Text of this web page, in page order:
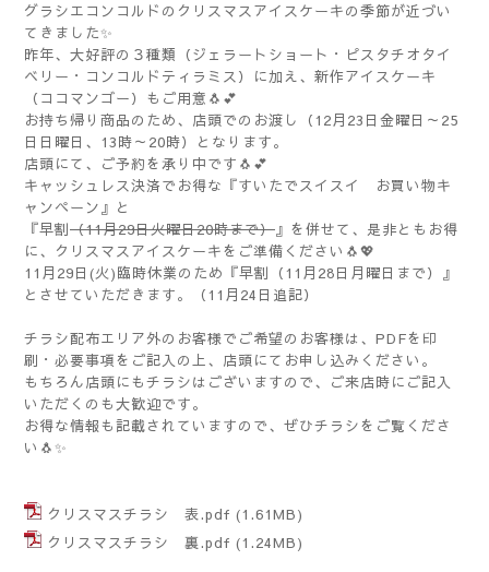
グラシエコンコルドのクリスマスアイスケーキの季節が近づい
てきました✨
昨年、大好評の３種類（ジェラートショート・ピスタチオタイ
ベリー・コンコルドティラミス）に加え、新作アイスケーキ
（ココマンゴー）もご用意🐧💕
お持ち帰り商品のため、店頭でのお渡し（12月23日金曜日～25
日日曜日、13時～20時）となります。
店頭にて、ご予約を承り中です🐧💕
キャッシュレス決済でお得な『すいたでスイスイ お買い物キ
ャンペーン』と
『早割（11月29日火曜日20時まで）』を併せて、是非ともお得
に、クリスマスアイスケーキをご準備ください🐧💖
11月29日(火)臨時休業のため『早割（11月28日月曜日まで）』
とさせていただきます。（11月24日追記）
チラシ配布エリア外のお客様でご希望のお客様は、PDFを印
刷・必要事項をご記入の上、店頭にてお申し込みください。
もちろん店頭にもチラシはございますので、ご来店時にご記入
いただくのも大歓迎です。
お得な情報も記載されていますので、ぜひチラシをご覧くださ
い🐧✨
クリスマスチラシ 表.pdf (1.61MB)
クリスマスチラシ 裏.pdf (1.24MB)